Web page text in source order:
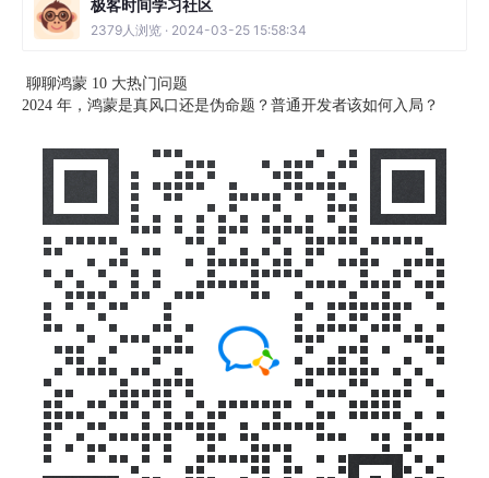
极客时间学习社区
2379人浏览 · 2024-03-25 15:58:34
聊聊鸿蒙 10 大热门问题
2024 年，鸿蒙是真风口还是伪命题？普通开发者该如何入局？